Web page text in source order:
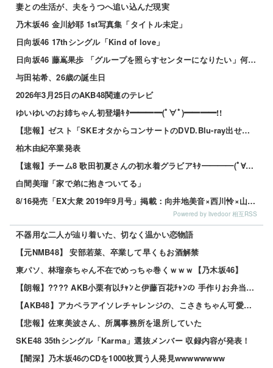
妻との生活が、夫をうつへ追い込んだ現実
乃木坂46 金川紗耶 1st写真集「タイトル未定」
日向坂46 17thシングル「Kind of love」
日向坂46 藤嶌果歩 「グループを照らすセンターになりたい」何倍もキラキラしたかほりんが降臨【坂道の...
与田祐希、26歳の誕生日
2026年3月25日のAKB48関連のテレビ
ゆいゆいのお姉ちゃん初登場ｷﾀ━━━━(ﾟ∀ﾟ)━━━━!!
【悲報】ゼスト「SKEオタからコンサートのDVD.Blu-ray出せって言われたが2千かかるしペイで...
柏木由紀卒業発表
【速報】チーム8 歌田初夏さんの初水着グラビアｷﾀ━━━━(ﾟ∀ﾟ)━━━━!!
白間美瑠「家で弟に抱きついてる」
8/16発売「EX大衆 2019年9月号」掲載：向井地美音×西川怜×山内瑞葵（AKB48）、村瀬紗英...
Powered by livedoor 相互RSS
不器用な二人が辿り着いた、切なく温かい恋物語
【元NMB48】 安部若菜、卒業して早くもお酒解禁
東パソ、林瑠奈ちゃん不在でめっちゃ巻くｗｗｗ【乃木坂46】
【朗報】???? AKB小栗有以ﾁｬﾝと伊藤百花ﾁｬﾝの 手作りお弁当が食べれるイベント参加者募集 ...
【AKB48】アカペラアイソレチャレンジの、こさきちゃん可愛すぎるだろ！！【近藤沙樹】
【悲報】佐東美波さん、所属事務所を退所していた
SKE48 35thシングル「Karma」選抜メンバー 収録内容が発表！
【闇深】乃木坂46のCDを1000枚買う人発見wwwwwwww